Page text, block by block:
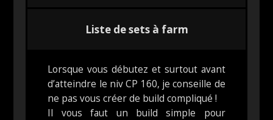
Liste de sets à farm
Lorsque vous débutez et surtout avant
d’atteindre le niv CP 160, je conseille de
ne pas vous créer de build compliqué !
Il vous faut un build simple pour